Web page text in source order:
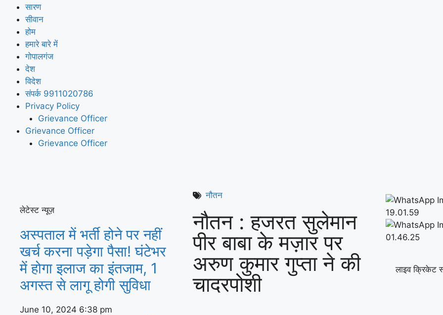
सारण
सीवान
होम
हमारे बारे में
गोपालगंज
देश
विदेश
संपर्क 9911020786
Privacy Policy
Grievance Officer
Grievance Officer
Grievance Officer
लेटेस्ट न्यूज़
अस्‍पताल में भर्ती होने पर नहीं
खर्च करना पड़ेगा पैसा! घंटेभर
में होगा इलाज का इंतजाम, 1
अगस्‍त से लागू होगी सुविधा
June 10, 2024 6:38 pm
नौतन
नौतन : हजरत सुलेमान
पीर बाबा के मज़ार पर
अरुण कुमार गुप्ता ने की
चादरपोशी
लाइव क्रिकेट